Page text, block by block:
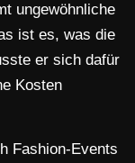
ungewöhnliche
ist es, was die
er sich dafür
Kosten
Fashion-Events